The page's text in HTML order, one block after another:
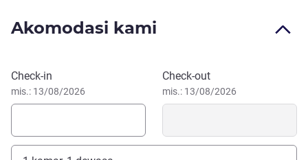
the most of our exclusive gym and car park!
Akomodasi kami
Pesan hotel ini
Check-in
mis.: 13/08/2026
Check-out
mis.: 13/08/2026